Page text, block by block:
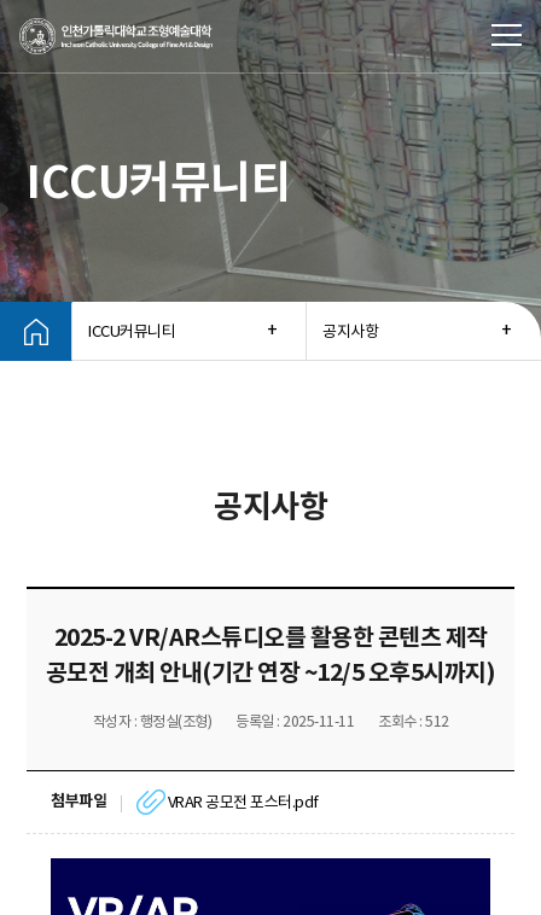
ICCU커뮤니티
ICCU커뮤니티 공지사항
공지사항
2025-2 VR/AR스튜디오를 활용한 콘텐츠 제작
공모전 개최 안내(기간 연장 ~12/5 오후5시까지)
작성자 : 행정실(조형) 등록일 : 2025-11-11 조회수 : 512
첨부파일 VRAR 공모전 포스터.pdf